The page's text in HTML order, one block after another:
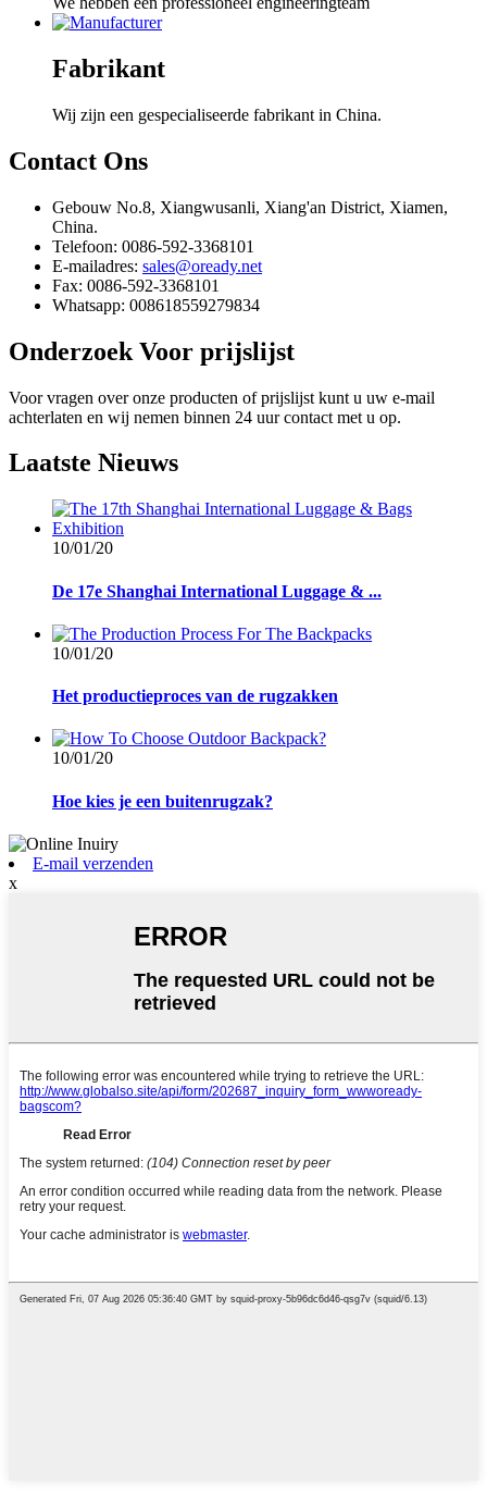
Fabrikant
Wij zijn een gespecialiseerde fabrikant in China.
Contact Ons
Gebouw No.8, Xiangwusanli, Xiang'an District, Xiamen,
China.
Telefoon: 0086-592-3368101
E-mailadres: sales@oready.net
Fax: 0086-592-3368101
Whatsapp: 008618559279834
Onderzoek Voor prijslijst
Voor vragen over onze producten of prijslijst kunt u uw e-mail
achterlaten en wij nemen binnen 24 uur contact met u op.
Laatste Nieuws
10/01/20
De 17e Shanghai International Luggage & ...
10/01/20
Het productieproces van de rugzakken
10/01/20
Hoe kies je een buitenrugzak?
E-mail verzenden
x